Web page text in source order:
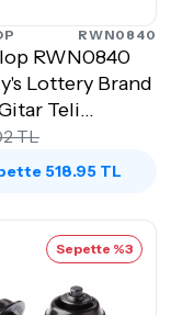
RWN0840
RWN0840
Lottery Brand
Teli
TL
518.95 TL
Sepette %3